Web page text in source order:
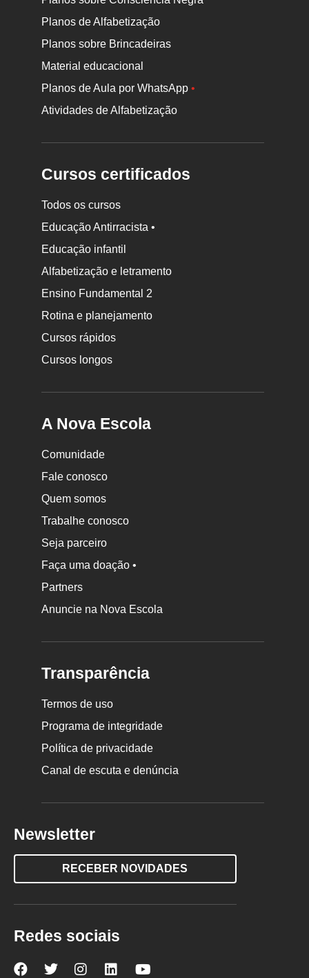
Planos de Alfabetização
Planos sobre Brincadeiras
Material educacional
Planos de Aula por WhatsApp•
Atividades de Alfabetização
Cursos certificados
Todos os cursos
Educação Antirracista •
Educação infantil
Alfabetização e letramento
Ensino Fundamental 2
Rotina e planejamento
Cursos rápidos
Cursos longos
A Nova Escola
Comunidade
Fale conosco
Quem somos
Trabalhe conosco
Seja parceiro
Faça uma doação •
Partners
Anuncie na Nova Escola
Transparência
Termos de uso
Programa de integridade
Política de privacidade
Canal de escuta e denúncia
Newsletter
RECEBER NOVIDADES
Redes sociais
NovaNova Nova Nova